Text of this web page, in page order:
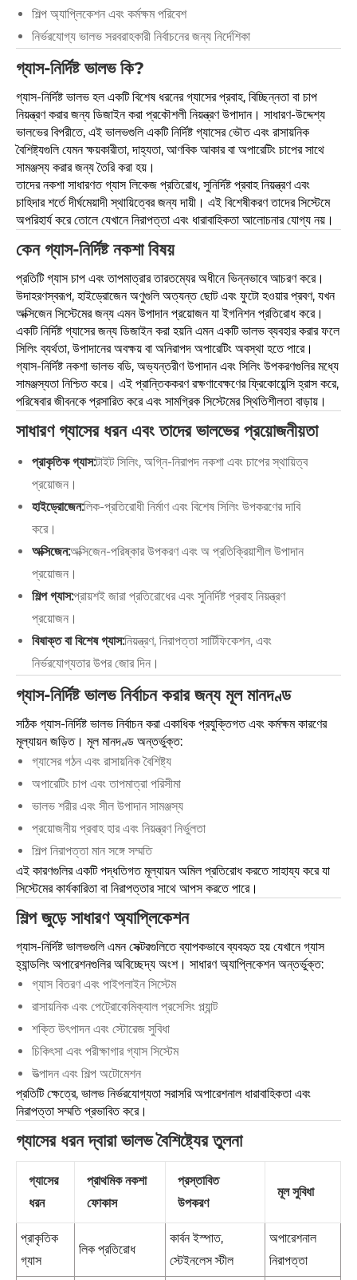
শিল্প অ্যাপ্লিকেশন এবং কর্মক্ষম পরিবেশ
নির্ভরযোগ্য ভালভ সরবরাহকারী নির্বাচনের জন্য নির্দেশিকা
গ্যাস-নির্দিষ্ট ভালভ কি?
গ্যাস-নির্দিষ্ট ভালভ হল একটি বিশেষ ধরনের গ্যাসের প্রবাহ, বিচ্ছিন্নতা বা চাপ
নিয়ন্ত্রণ করার জন্য ডিজাইন করা প্রকৌশলী নিয়ন্ত্রণ উপাদান। সাধারণ-উদ্দেশ্য
ভালভের বিপরীতে, এই ভালভগুলি একটি নির্দিষ্ট গ্যাসের ভৌত এবং রাসায়নিক
বৈশিষ্ট্যগুলি যেমন ক্ষয়কারীতা, দাহ্যতা, আণবিক আকার বা অপারেটিং চাপের সাথে
সামঞ্জস্য করার জন্য তৈরি করা হয়।
তাদের নকশা সাধারণত গ্যাস লিকেজ প্রতিরোধ, সুনির্দিষ্ট প্রবাহ নিয়ন্ত্রণ এবং
চাহিদার শর্তে দীর্ঘমেয়াদী স্থায়িত্বের জন্য দায়ী। এই বিশেষীকরণ তাদের সিস্টেমে
অপরিহার্য করে তোলে যেখানে নিরাপত্তা এবং ধারাবাহিকতা আলোচনার যোগ্য নয়।
কেন গ্যাস-নির্দিষ্ট নকশা বিষয়
প্রতিটি গ্যাস চাপ এবং তাপমাত্রার তারতম্যের অধীনে ভিন্নভাবে আচরণ করে।
উদাহরণস্বরূপ, হাইড্রোজেন অণুগুলি অত্যন্ত ছোট এবং ফুটো হওয়ার প্রবণ, যখন
অক্সিজেন সিস্টেমের জন্য এমন উপাদান প্রয়োজন যা ইগনিশন প্রতিরোধ করে।
একটি নির্দিষ্ট গ্যাসের জন্য ডিজাইন করা হয়নি এমন একটি ভালভ ব্যবহার করার ফলে
সিলিং ব্যর্থতা, উপাদানের অবক্ষয় বা অনিরাপদ অপারেটিং অবস্থা হতে পারে।
গ্যাস-নির্দিষ্ট নকশা ভালভ বডি, অভ্যন্তরীণ উপাদান এবং সিলিং উপকরণগুলির মধ্যে
সামঞ্জস্যতা নিশ্চিত করে। এই প্রান্তিককরণ রক্ষণাবেক্ষণের ফ্রিকোয়েন্সি হ্রাস করে,
পরিষেবার জীবনকে প্রসারিত করে এবং সামগ্রিক সিস্টেমের স্থিতিশীলতা বাড়ায়।
সাধারণ গ্যাসের ধরন এবং তাদের ভালভের প্রয়োজনীয়তা
প্রাকৃতিক গ্যাস:টাইট সিলিং, অগ্নি-নিরাপদ নকশা এবং চাপের স্থায়িত্ব
প্রয়োজন।
হাইড্রোজেন:লিক-প্রতিরোধী নির্মাণ এবং বিশেষ সিলিং উপকরণের দাবি
করে।
অক্সিজেন:অক্সিজেন-পরিষ্কার উপকরণ এবং অ প্রতিক্রিয়াশীল উপাদান
প্রয়োজন।
শিল্প গ্যাস:প্রায়শই জারা প্রতিরোধের এবং সুনির্দিষ্ট প্রবাহ নিয়ন্ত্রণ
প্রয়োজন।
বিষাক্ত বা বিশেষ গ্যাস:নিয়ন্ত্রণ, নিরাপত্তা সার্টিফিকেশন, এবং
নির্ভরযোগ্যতার উপর জোর দিন।
গ্যাস-নির্দিষ্ট ভালভ নির্বাচন করার জন্য মূল মানদণ্ড
সঠিক গ্যাস-নির্দিষ্ট ভালভ নির্বাচন করা একাধিক প্রযুক্তিগত এবং কর্মক্ষম কারণের
মূল্যায়ন জড়িত। মূল মানদণ্ড অন্তর্ভুক্ত:
গ্যাসের গঠন এবং রাসায়নিক বৈশিষ্ট্য
অপারেটিং চাপ এবং তাপমাত্রা পরিসীমা
ভালভ শরীর এবং সীল উপাদান সামঞ্জস্য
প্রয়োজনীয় প্রবাহ হার এবং নিয়ন্ত্রণ নির্ভুলতা
শিল্প নিরাপত্তা মান সঙ্গে সম্মতি
এই কারণগুলির একটি পদ্ধতিগত মূল্যায়ন অমিল প্রতিরোধ করতে সাহায্য করে যা
সিস্টেমের কার্যকারিতা বা নিরাপত্তার সাথে আপস করতে পারে।
শিল্প জুড়ে সাধারণ অ্যাপ্লিকেশন
গ্যাস-নির্দিষ্ট ভালভগুলি এমন সেক্টরগুলিতে ব্যাপকভাবে ব্যবহৃত হয় যেখানে গ্যাস
হ্যান্ডলিং অপারেশনগুলির অবিচ্ছেদ্য অংশ। সাধারণ অ্যাপ্লিকেশন অন্তর্ভুক্ত:
গ্যাস বিতরণ এবং পাইপলাইন সিস্টেম
রাসায়নিক এবং পেট্রোকেমিক্যাল প্রসেসিং প্ল্যান্ট
শক্তি উৎপাদন এবং স্টোরেজ সুবিধা
চিকিৎসা এবং পরীক্ষাগার গ্যাস সিস্টেম
উত্পাদন এবং শিল্প অটোমেশন
প্রতিটি ক্ষেত্রে, ভালভ নির্ভরযোগ্যতা সরাসরি অপারেশনাল ধারাবাহিকতা এবং
নিরাপত্তা সম্মতি প্রভাবিত করে।
গ্যাসের ধরন দ্বারা ভালভ বৈশিষ্ট্যের তুলনা
গ্যাসের
ধরন
প্রাথমিক নকশা
ফোকাস
প্রস্তাবিত
উপকরণ
মূল সুবিধা
প্রাকৃতিক
গ্যাস
লিক প্রতিরোধ
কার্বন ইস্পাত,
স্টেইনলেস স্টীল
অপারেশনাল
নিরাপত্তা